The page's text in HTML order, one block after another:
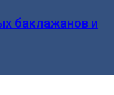
баклажанов и